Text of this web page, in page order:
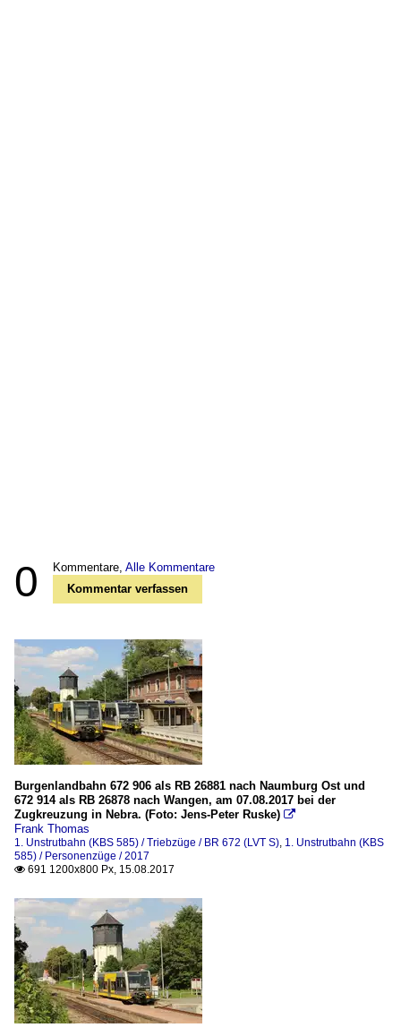
0 Kommentare, Alle Kommentare
Kommentar verfassen
Burgenlandbahn 672 906 als RB 26881 nach Naumburg Ost und
672 914 als RB 26878 nach Wangen, am 07.08.2017 bei der
Zugkreuzung in Nebra. (Foto: Jens-Peter Ruske) 
Frank Thomas
1. Unstrutbahn (KBS 585) / Triebzüge / BR 672 (LVT S), 1. Unstrutbahn (KBS
585) / Personenzüge / 2017
 691 1200x800 Px, 15.08.2017